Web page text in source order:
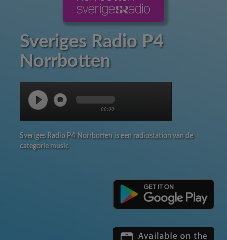
Sveriges Radio P4
Norrbotten
00:00
Sveriges Radio P4 Norrbotten is een radiostation van de
categorie music